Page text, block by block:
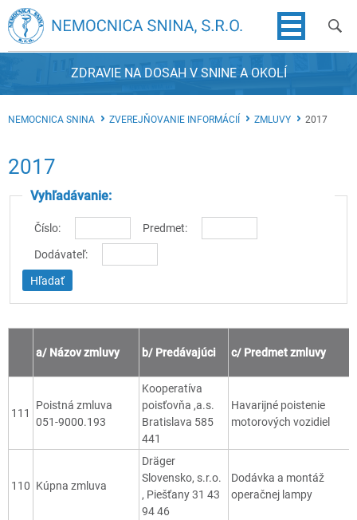
ZDRAVIE NA DOSAH V SNINE A OKOLÍ
NEMOCNICA SNINA ZVEREJŇOVANIE INFORMÁCIÍ ZMLUVY 2017
2017
Vyhľadávanie:
Číslo:
Predmet:
Dodávateľ:
a/ Názov zmluvy b/ Predávajúci c/ Predmet zmluvy
111
Poistná zmluva
051-9000.193
Kooperatíva
poisťovňa ,a.s.
Bratislava 585
441
Havarijné poistenie
motorových vozidiel
110 Kúpna zmluva
Dräger
Slovensko, s.r.o.
, Piešťany 31 43
94 46
Dodávka a montáž
operačnej lampy